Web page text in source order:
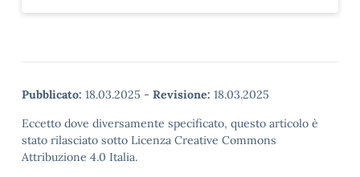
Pubblicato: 18.03.2025 - Revisione: 18.03.2025
Eccetto dove diversamente specificato, questo articolo è
stato rilasciato sotto Licenza Creative Commons
Attribuzione 4.0 Italia.